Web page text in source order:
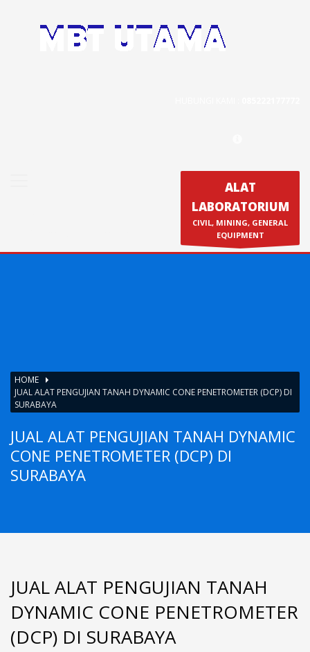
Contact Us
ALAT
LABORATORIUM
CIVIL, MINING, GENERAL
EQUIPMENT
HOME
JUAL ALAT PENGUJIAN TANAH DYNAMIC CONE PENETROMETER (DCP) DI
SURABAYA
JUAL ALAT PENGUJIAN TANAH DYNAMIC
CONE PENETROMETER (DCP) DI
SURABAYA
JUAL ALAT PENGUJIAN TANAH
DYNAMIC CONE PENETROMETER
(DCP) DI SURABAYA